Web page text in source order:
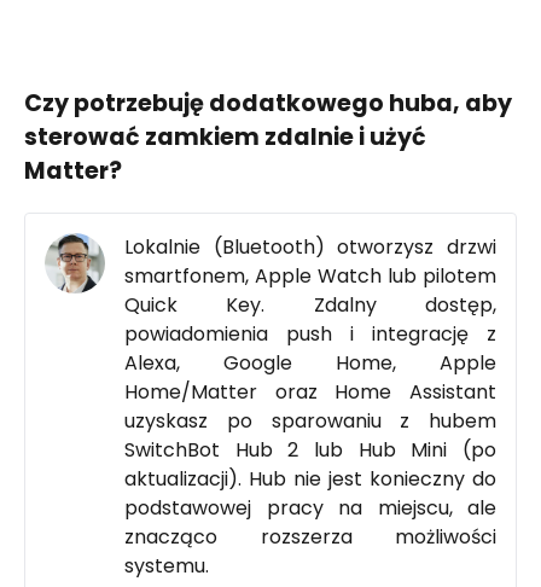
Czy potrzebuję dodatkowego huba, aby
sterować zamkiem zdalnie i użyć
Matter?
Lokalnie (Bluetooth) otworzysz drzwi
smartfonem, Apple Watch lub pilotem
Quick Key. Zdalny dostęp,
powiadomienia push i integrację z
Alexa, Google Home, Apple
Home/Matter oraz Home Assistant
uzyskasz po sparowaniu z hubem
SwitchBot Hub 2 lub Hub Mini (po
aktualizacji). Hub nie jest konieczny do
podstawowej pracy na miejscu, ale
znacząco rozszerza możliwości
systemu.